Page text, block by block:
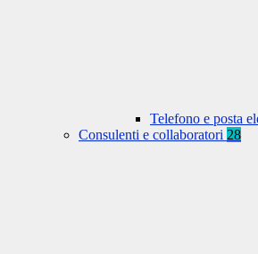
Telefono e posta
Consulenti e collaboratori 28